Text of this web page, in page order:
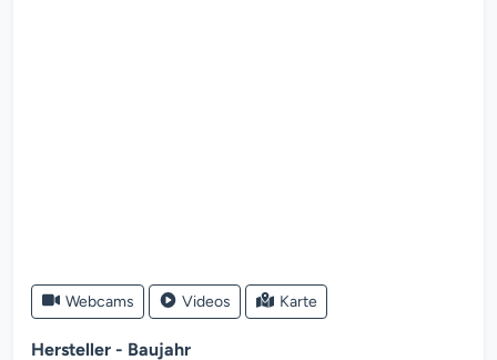
Webcams Videos Karte
Hersteller - Baujahr